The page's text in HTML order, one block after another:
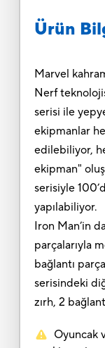
Ürün
Marvel
Nerf
serisi ile
ekipmanlar
edilebiliyor,
ekipman"
serisiyle
yapılabiliyor.
Iron Man’in
parçalarıyla
bağlantı
serisindeki
zırh, 2
Oyuncak